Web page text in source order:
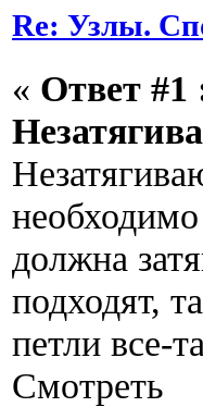
Re: Узлы.
« Ответ #1
должна
подходят,
петли все-
Смотреть